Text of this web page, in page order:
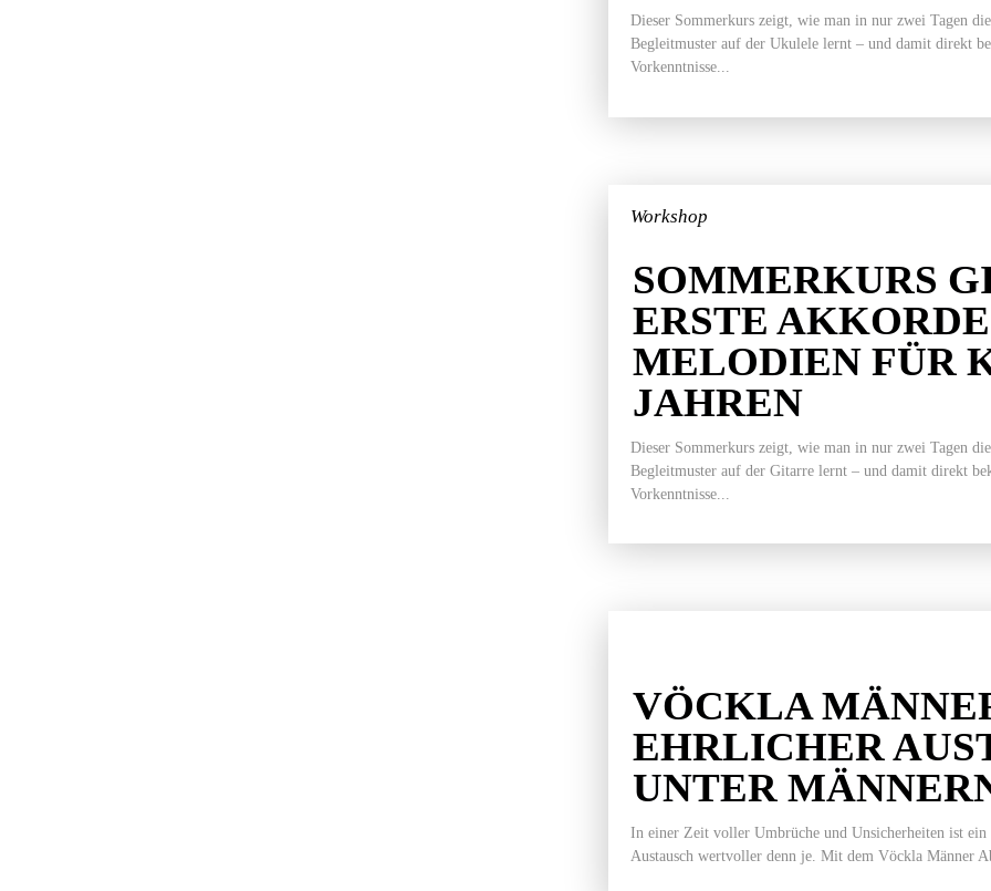
Dieser Sommerkurs zeigt, wie man in nur zwei Tagen
Begleitmuster auf der Ukulele lernt – und damit direkt
Vorkenntnisse...
Workshop
SOMMERKURS
ERSTE
MELODIEN FÜR
JAHREN
Dieser Sommerkurs zeigt, wie man in nur zwei Tagen
Begleitmuster auf der Gitarre lernt – und damit direkt
Vorkenntnisse...
VÖCKLA
EHRLICHER
UNTER
In einer Zeit voller Umbrüche und Unsicherheiten ist
Austausch wertvoller denn je. Mit dem Vöckla Männer